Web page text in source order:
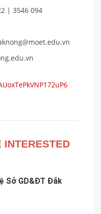
| 3546 094
INTERESTED
Sở GD&ĐT Đắk